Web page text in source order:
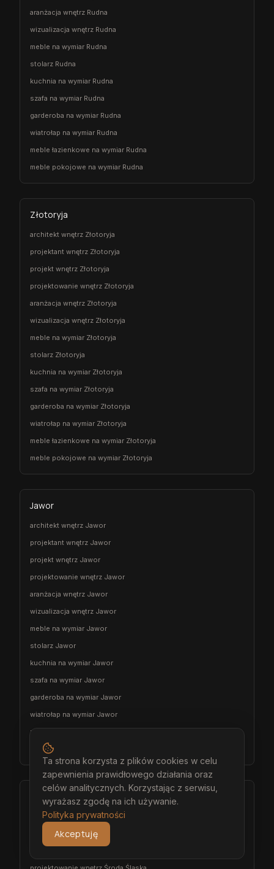
aranżacja wnętrz Rudna
wizualizacja wnętrz Rudna
meble na wymiar Rudna
stolarz Rudna
kuchnia na wymiar Rudna
szafa na wymiar Rudna
garderoba na wymiar Rudna
wiatrołap na wymiar Rudna
meble łazienkowe na wymiar Rudna
meble pokojowe na wymiar Rudna
Złotoryja
architekt wnętrz Złotoryja
projektant wnętrz Złotoryja
projekt wnętrz Złotoryja
projektowanie wnętrz Złotoryja
aranżacja wnętrz Złotoryja
wizualizacja wnętrz Złotoryja
meble na wymiar Złotoryja
stolarz Złotoryja
kuchnia na wymiar Złotoryja
szafa na wymiar Złotoryja
garderoba na wymiar Złotoryja
wiatrołap na wymiar Złotoryja
meble łazienkowe na wymiar Złotoryja
meble pokojowe na wymiar Złotoryja
Jawor
architekt wnętrz Jawor
projektant wnętrz Jawor
projekt wnętrz Jawor
projektowanie wnętrz Jawor
aranżacja wnętrz Jawor
wizualizacja wnętrz Jawor
meble na wymiar Jawor
stolarz Jawor
kuchnia na wymiar Jawor
szafa na wymiar Jawor
garderoba na wymiar Jawor
wiatrołap na wymiar Jawor
meble łazienkowe na wymiar Jawor
meble pokojowe na wymiar Jawor
Środa Śląska
architekt wnętrz Środa Śląska
projektant wnętrz Środa Śląska
Ta strona korzysta z plików cookies w celu
zapewnienia prawidłowego działania oraz
celów analitycznych. Korzystając z serwisu,
wyrażasz zgodę na ich używanie.
Polityka prywatności
Akceptuję